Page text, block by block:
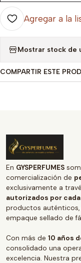
Agregar a la
Mostrar stock de
COMPARTIR ESTE
En GYSPERFUMES
comercialización de
exclusivamente a
autorizados por
productos auténticos,
empaque sellado de
Con más de 10 años
consolidado una
excelencia. Nuestra